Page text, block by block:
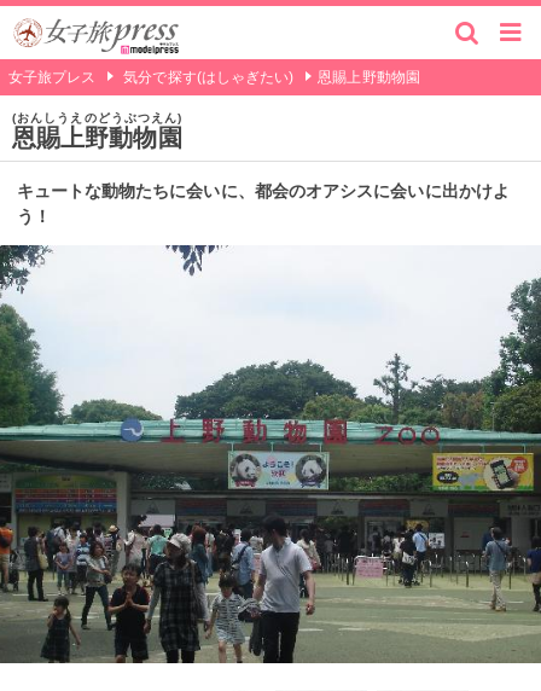
女子旅プレス 気分で探す(はしゃぎたい) 恩賜上野動物園
恩賜上野動物園
おんしうえのどうぶつえん
キュートな動物たちに会いに、都会のオアシスに会いに出かけよ
う！